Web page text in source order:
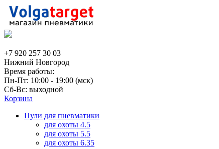
+7 920 257 30 03
Нижний Новгород
Время работы:
Пн-Пт: 10:00 - 19:00 (мск)
Сб-Вс: выходной
Корзина
Пули для пневматики
для охоты 4.5
для охоты 5.5
для охоты 6.35